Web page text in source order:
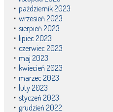
październik 2023
wrzesień 2023
sierpień 2023
lipiec 2023
czerwiec 2023
maj 2023
kwiecień 2023
marzec 2023
luty 2023
styczeń 2023
grudzień 2022